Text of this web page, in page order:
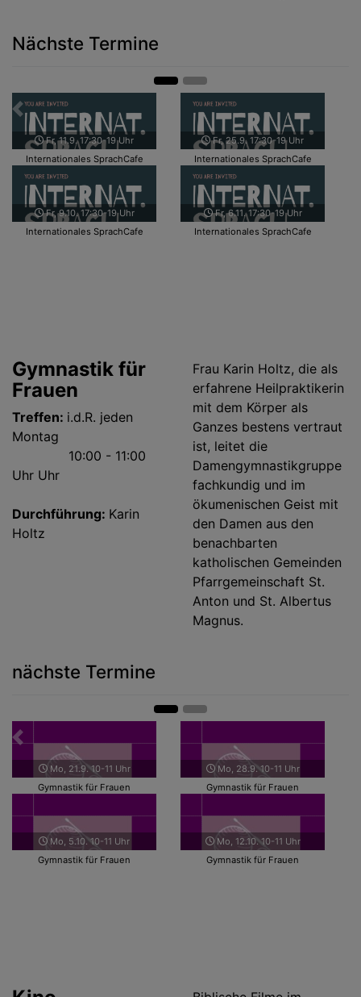
Nächste Termine
Fr, 11.9. 17:30-19 Uhr
Internationales SprachCafe
Fr, 25.9. 17:30-19 Uhr
Internationales SprachCafe
Fr, 9.10. 17:30-19 Uhr
Internationales SprachCafe
Fr, 6.11. 17:30-19 Uhr
Internationales SprachCafe
Zurück
Gymnastik für
Frauen
Treffen: i.d.R. jeden
Montag
10:00 - 11:00
Uhr Uhr
Durchführung: Karin
Holtz
Frau Karin Holtz, die als
erfahrene Heilpraktikerin
mit dem Körper als
Ganzes bestens vertraut
ist, leitet die
Damengymnastikgruppe
fachkundig und im
ökumenischen Geist mit
den Damen aus den
benachbarten
katholischen Gemeinden
Pfarrgemeinschaft St.
Anton und St. Albertus
Magnus.
nächste Termine
Mo, 21.9. 10-11 Uhr
Gymnastik für Frauen
Mo, 28.9. 10-11 Uhr
Gymnastik für Frauen
Mo, 5.10. 10-11 Uhr
Gymnastik für Frauen
Mo, 12.10. 10-11 Uhr
Gymnastik für Frauen
Zurück